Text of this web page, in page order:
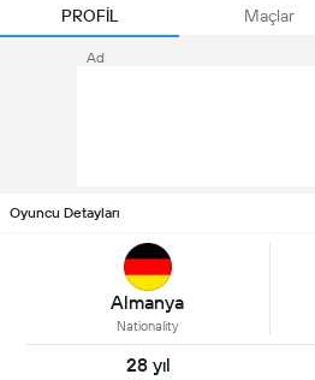
PROFİL Maçlar
Ad
Oyuncu Detayları
Almanya
Nationality
28 yıl